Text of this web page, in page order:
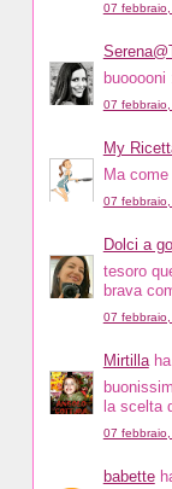
07
buooooni
07
My
Ma
07
Dolci a
tesoro
brava
07
Mirtillaha
la scelta
07
babette